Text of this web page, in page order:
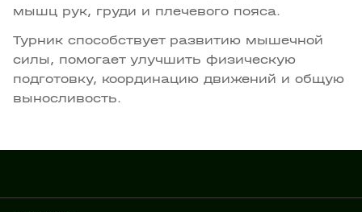
мышц рук, груди и плечевого пояса.
Турник способствует развитию мышечной
силы, помогает улучшить физическую
подготовку, координацию движений и общую
выносливость.